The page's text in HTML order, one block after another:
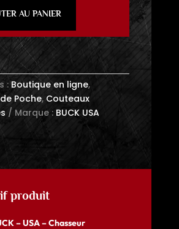
AU PANIER
:Boutique en ligne,
Poche, Couteaux
Marque : BUCK USA
produit
– USA – Chasseur